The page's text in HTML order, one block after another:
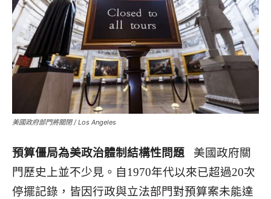
美國政府部門將關閉 / Los Angeles
預算僵局為美政治體制結構性問題
美國政府關
門歷史上並不少見。自1970年代以來已超過20次
停擺記錄，皆因行政與立法部門對預算案未能達